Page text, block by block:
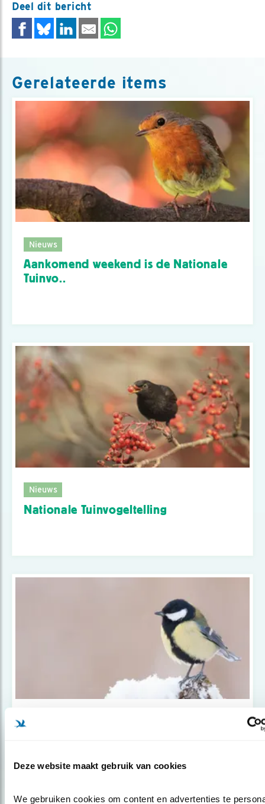
Deze website maakt gebruik van cookies
We gebruiken cookies om content en advertenties te
Deel dit bericht
Gerelateerde items
Nieuws
Aankomend weekend is de Nationale
Tuinvo..
Nieuws
Nationale Tuinvogeltelling